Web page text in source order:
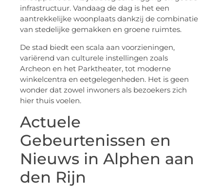
infrastructuur. Vandaag de dag is het een
aantrekkelijke woonplaats dankzij de combinatie
van stedelijke gemakken en groene ruimtes.
De stad biedt een scala aan voorzieningen,
variërend van culturele instellingen zoals
Archeon en het Parktheater, tot moderne
winkelcentra en eetgelegenheden. Het is geen
wonder dat zowel inwoners als bezoekers zich
hier thuis voelen.
Actuele
Gebeurtenissen en
Nieuws in Alphen aan
den Rijn